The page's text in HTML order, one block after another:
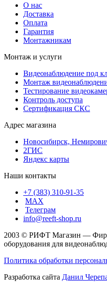
О нас
Доставка
Оплата
Гарантия
Монтажникам
Монтаж и услуги
Видеонаблюдение под
Монтаж
Тестирование
Контроль доступа
Сертификация СКС
Адрес магазина
Новосибирск,
2ГИС
Яндекс карты
Наши контакты
+7 (383) 310-91-35
МАХ
Телеграм
info@reeft-shop.ru
2003 © РИФТ Магазин —
оборудования для
Политика обработки
Разработка сайта Данил